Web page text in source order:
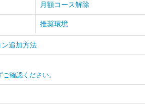
月額コース解除
推奨環境
追加方法
確認ください。